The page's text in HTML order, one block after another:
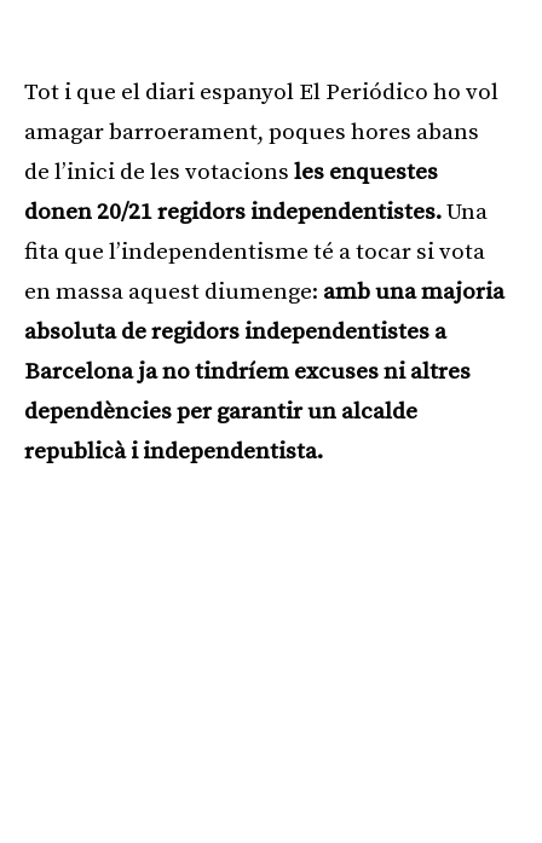
Tot i que el diari espanyol El Periódico ho vol
amagar barroerament, poques hores abans
de l’inici de les votacions les enquestes
donen 20/21 regidors independentistes.Una
fita que l’independentisme té a tocar si vota
en massa aquest diumenge: amb una majoria
absoluta de regidors independentistes a
Barcelona ja no tindríem excuses ni altres
dependències per garantir un alcalde
republicà i independentista.